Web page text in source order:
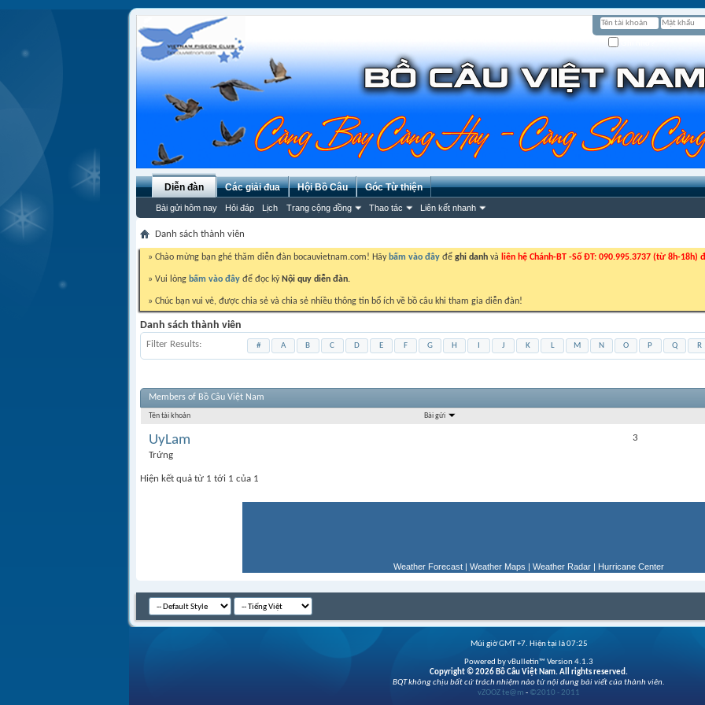
Diễn đàn
Bài gửi hôm nay Hỏi đáp Lịch Trang cộng đồng Thao tác Liên kết nhanh
Các giải đua Hội Bồ Câu Góc Từ thiện
Danh sách thành viên
» Chào mừng bạn ghé thăm diễn đàn bocauvietnam.com! Hãy bấm vào đây để ghi danh và liên hệ Chánh-BT -Số ĐT: 090.995.3737 (từ 8h-18h)
» Vui lòng bấm vào đây để đọc kỹ Nội quy diễn đàn.
» Chúc bạn vui vẻ, được chia sẻ và chia sẻ nhiều thông tin bổ ích về bồ câu khi tham gia diễn đàn!
Danh sách thành viên
Filter Results # A B C D E F G H J K L M N O P Q R
Members of Bồ Câu Việt Nam
Tên tài khoản Bài gửi
UyLam
Trứng
3
Hiện kết quả từ 1 tới 1 của 1
Weather Forecast | Weather Maps | Weather Radar | Hurricane Center
Múi giờ GMT +7. Hiện tại là07:25
Powered by vBulletin™ Version 4.1.3
Copyright © 2026 Bồ Câu Việt Nam. All rights reserved.
BQT không chịu bất cứ trách nhiệm nào từ nội dung bài viết của thành viên.
vZOOZ te@m - ©2010 - 2011